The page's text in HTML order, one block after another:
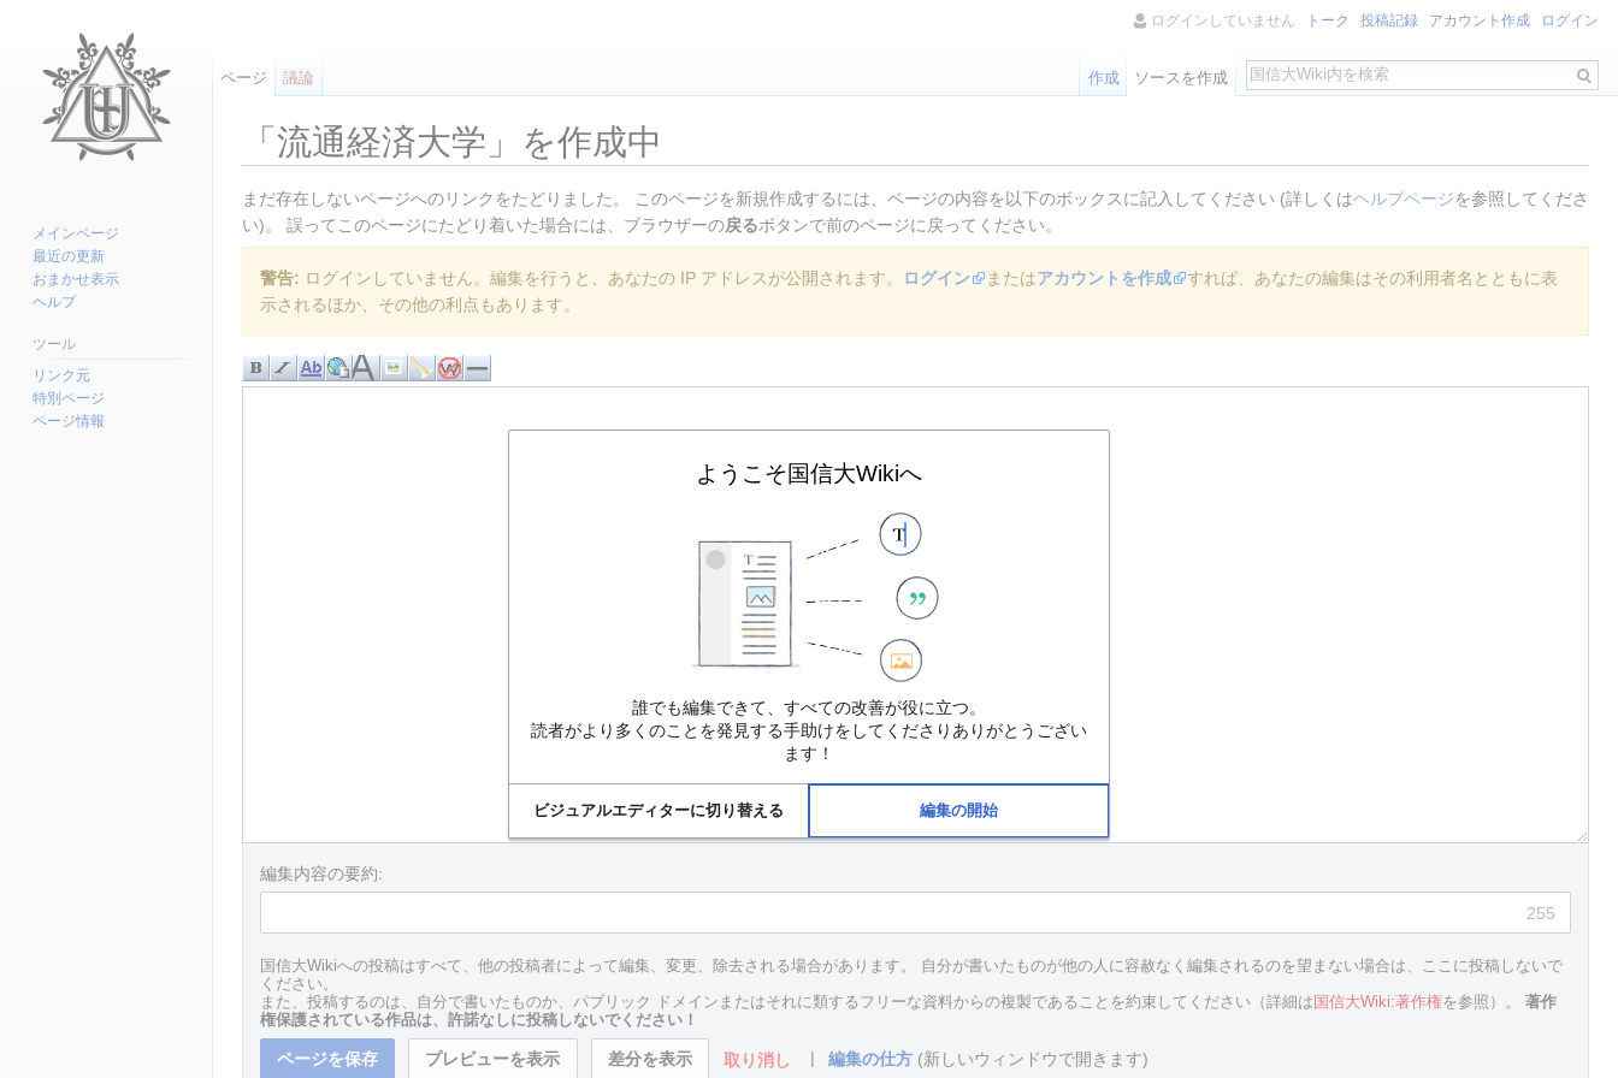
「流通経済大学」を作成中
まだ存在しないページへのリンクをたどりました。 このページを新規作成するには、ページの内容を以下のボックスに記入してください (詳しくはヘルプページを参照してくださ
い)。 誤ってこのページにたどり着いた場合には、ブラウザーの戻るボタンで前のページに戻ってください。
警告: ログインしていません。編集を行うと、あなたの IP アドレスが公開されます。 ログイン またはアカウントを作成
すれば、あなたの編集はその利用者名とともに表
示されるほか、その他の利点もあります。
編集内容の要約:
255
国信大Wikiへの投稿はすべて、他の投稿者によって編集、変更、除去される場合があります。 自分が書いたものが他の人に容赦なく編集されるのを望まない場合は、ここに投稿しないで
ください。
また、投稿するのは、自分で書いたものか、パブリック ドメインまたはそれに類するフリーな資料からの複製であることを約束してください（詳細は 国信大Wiki:著作権を参照）。 著作
権保護されている作品は、許諾なしに投稿しないでください！
取り消し | 編集の仕方 (新しいウィンドウで開きます)
ログインしていません トーク 投稿記録 アカウント作成 ログイン
ページ 議論 作成 ソースを作成
検
索
メインページ
最近の更新
おまかせ表示
ヘルプ
ツール
リンク元
特別ページ
ページ情報
ようこそ国信大Wikiへ
誰でも編集できて、すべての改善が役に立つ。
読者がより多くのことを発見する手助けをしてくださりありがとうござい
ます！
ビジュアルエディターに切り替える 編集の開始